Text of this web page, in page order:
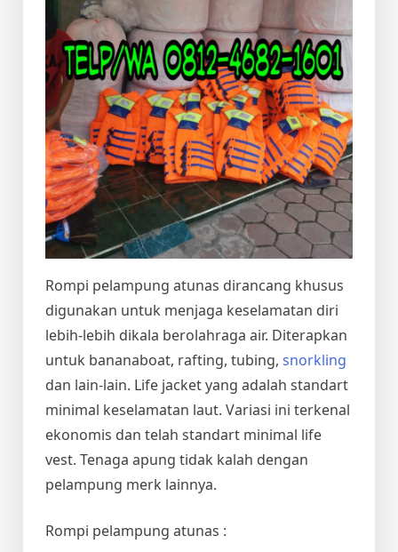
Rompi pelampung atunas dirancang khusus
digunakan untuk menjaga keselamatan diri
lebih-lebih dikala berolahraga air. Diterapkan
untuk bananaboat, rafting, tubing, snorkling
dan lain-lain. Life jacket yang adalah standart
minimal keselamatan laut. Variasi ini terkenal
ekonomis dan telah standart minimal life
vest. Tenaga apung tidak kalah dengan
pelampung merk lainnya.
Rompi pelampung atunas :